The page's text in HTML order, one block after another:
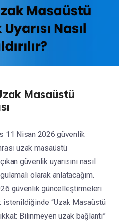
Masaüstü
11 Nisan 2026 güvenlik
uzak masaüstü
güvenlik uyarısını nasıl
olarak anlatacağım.
güvenlik güncelleştirmeleri
istenildiğinde “Uzak Masaüstü
Bilinmeyen uzak bağlantı”